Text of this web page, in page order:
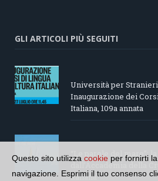
GLI ARTICOLI PIÙ SEGUITI
Università per
Inaugurazione dei
Italiana, 109a annata
“Le parole del mare”:
dall’Accademia della
italiana
Questo sito utilizza cookie per fornirti
navigazione. Esprimi il tuo consenso